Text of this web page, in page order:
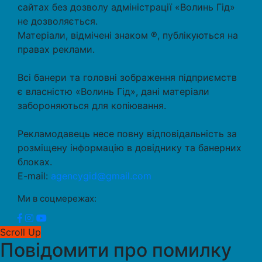
сайтах без дозволу адміністрації «Волинь Гід»
не дозволяється.
Матеріали, відмічені знаком ℗, публікуються на
правах реклами.
Всі банери та головні зображення підприємств
є власністю «Волинь Гід», дані матеріали
забороняються для копіювання.
Рекламодавець несе повну відповідальність за
розміщену інформацію в довіднику та банерних
блоках.
E-mail: agencygid@gmail.com
Ми в соцмережах:
Scroll Up
Повідомити про помилку